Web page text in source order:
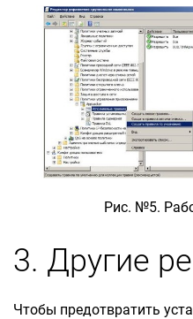
Рис. №5.
3. Другие
Чтобы предотвратить